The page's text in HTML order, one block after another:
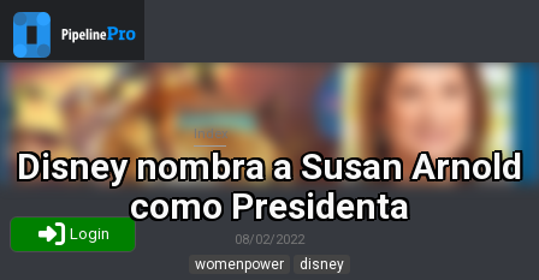
Login
Disney nombra a Susan Arnold
como Presidenta
08/02/2022
womenpower
disney
Index